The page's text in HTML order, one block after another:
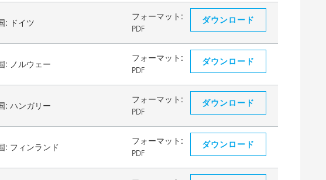
: ドイツ
フォーマット:
PDF
ダウンロード
: ノルウェー
フォーマット:
PDF
ダウンロード
: ハンガリー
フォーマット:
PDF
ダウンロード
: フィンランド
フォーマット:
PDF
ダウンロード